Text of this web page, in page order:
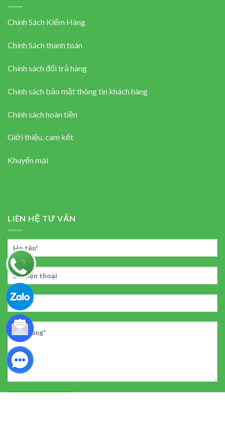
Chính Sách Kiểm Hàng
Chính Sách thanh toán
Chính sách đổi trả hàng
Chính sách bảo mật thông tin khách hàng
Chính sách hoàn tiền
Giới thiệu, cam kết
Khuyến mại
LIÊN HỆ TƯ VẤN